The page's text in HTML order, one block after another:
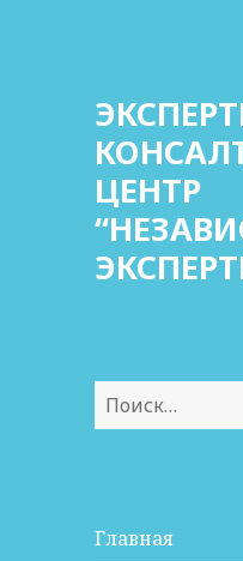
ЦЕНТР
Найти:
Главная